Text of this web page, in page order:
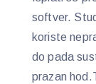
softver.
koriste
do pada
prazan